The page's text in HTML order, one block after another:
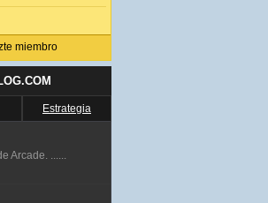
miembro
Estrategia
Arcade. ......